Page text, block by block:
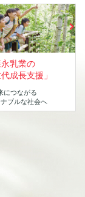
乳業の
代成長支援」
につながる
ブルな社会へ